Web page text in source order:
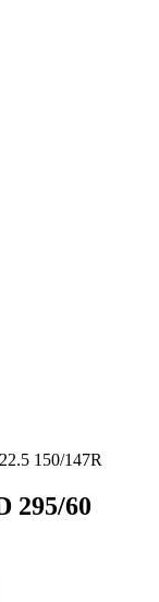
150/147R
295/60